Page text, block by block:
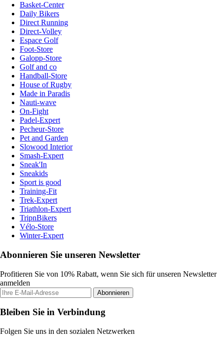
Basket-Center
Daily Bikers
Direct Running
Direct-Volley
Espace Golf
Foot-Store
Galopp-Store
Golf and co
Handball-Store
House of Rugby
Made in Paradis
Nauti-wave
On-Fight
Padel-Expert
Pecheur-Store
Pet and Garden
Slowood Interior
Smash-Expert
Sneak'In
Sneakids
Sport is good
Training-Fit
Trek-Expert
Triathlon-Expert
TripnBikers
Vélo-Store
Winter-Expert
Abonnieren Sie unseren Newsletter
Profitieren Sie von 10% Rabatt, wenn Sie sich für unseren Newsletter
anmelden
Abonnieren
Bleiben Sie in Verbindung
Folgen Sie uns in den sozialen Netzwerken